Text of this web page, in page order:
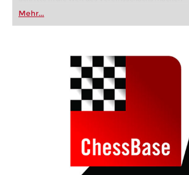
oder bereits auf Turnierniveau spielen: Mit
FRITZ trainieren Sie effizienter, intelligenter und
individueller als je zuvor.
Mehr...